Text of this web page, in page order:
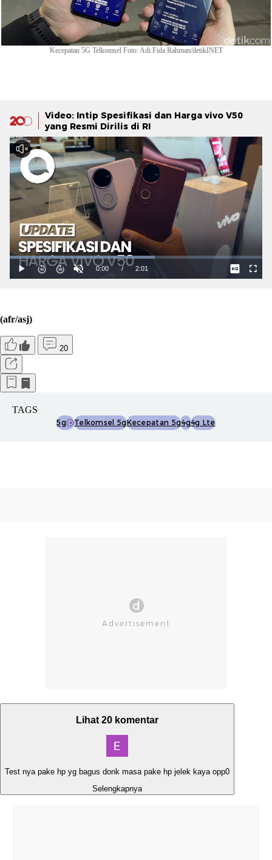
Kecepatan 5G Telkomsel Foto: Adi Fida Rahman/detikINET
Video: Intip Spesifikasi dan Harga vivo V50
yang Resmi Dirilis di RI
(afr/asj)
20
TAGS
5g Telkomsel 5gKecepatan 5g4g4g Lte
Lihat 20 komentar
Test nya pake hp yg bagus donk masa pake hp jelek kaya opp0
Selengkapnya